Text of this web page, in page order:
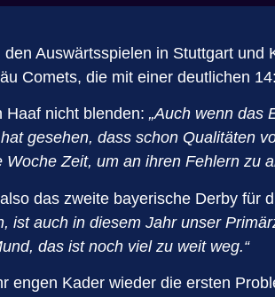
Auswärtsspielen in Stuttgart
Comets, die mit einer deutlichen
Haaf nicht blenden: „Auch wenn das
gesehen, dass schon Qualitäten
Zeit, um an ihren Fehlern zu
das zweite bayerische Derby
ist auch in diesem Jahr unser
das ist noch viel zu weit weg.“
engen Kader wieder die ersten